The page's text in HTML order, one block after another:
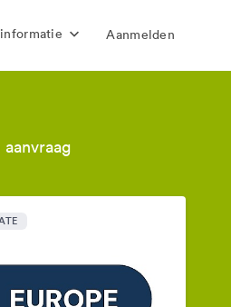
Aanmelden